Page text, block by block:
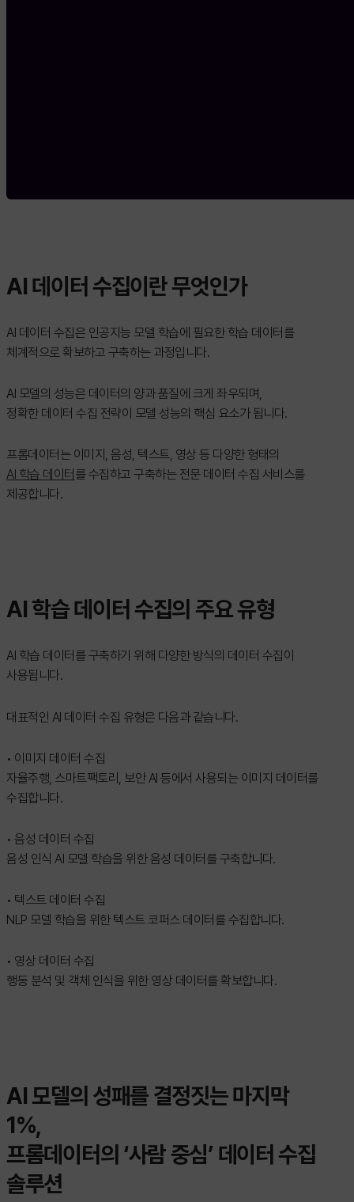
AI 데이터 수집이란 무엇인가
AI 데이터 수집은 인공지능 모델 학습에 필요한 학습 데이터를
체계적으로 확보하고 구축하는 과정입니다.
AI 모델의 성능은 데이터의 양과 품질에 크게 좌우되며,
정확한 데이터 수집 전략이 모델 성능의 핵심 요소가 됩니다.
프롬데이터는 이미지, 음성, 텍스트, 영상 등 다양한 형태의
AI 학습 데이터 를 수집하고 구축하는 전문 데이터 수집 서비스를
제공합니다.
AI 학습 데이터 수집의 주요 유형
AI 학습 데이터를 구축하기 위해 다양한 방식의 데이터 수집이
사용됩니다.
대표적인 AI 데이터 수집 유형은 다음과 같습니다.
• 이미지 데이터 수집
자율주행, 스마트팩토리, 보안 AI 등에서 사용되는 이미지 데이터를
수집합니다.
• 음성 데이터 수집
음성 인식 AI 모델 학습을 위한 음성 데이터를 구축합니다.
• 텍스트 데이터 수집
NLP 모델 학습을 위한 텍스트 코퍼스 데이터를 수집합니다.
• 영상 데이터 수집
행동 분석 및 객체 인식을 위한 영상 데이터를 확보합니다.
AI 모델의 성패를 결정짓는 마지막
1%,
프롬데이터의 ‘사람 중심’ 데이터 수집
솔루션